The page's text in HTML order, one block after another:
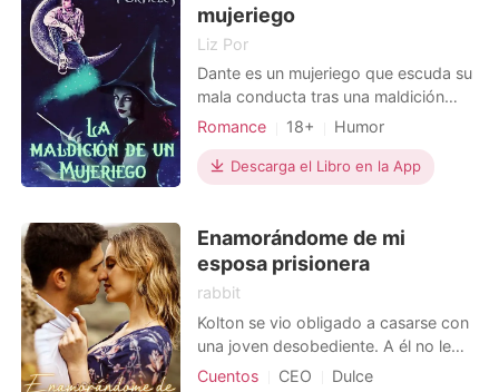
decidida a destruir a todos los que se
interpusieran en su camino para
salvar a Ollie, incluso a su propia
pareja.
mujeriego
Liz Por
Dante es un mujeriego que escuda su
mala conducta tras una maldición
familiar. Cuando la aversión de los
marchar a la ciudad, se reencuentra
con las dos muchachas más
que le dio calabazas y Patricia, su
única amiga. Esta últim
Romance 18+
Humor
Primer amor
Maldición
Donjuán
Chico travieso
Descarga el Libro en la App
Enamorándome de mi
esposa prisionera
rabbit
Kolton se vio obligado a casarse con
una joven desobediente. A él no le
gustaba ella. "En dos años, debemos
Cuentos CEO
Dulce